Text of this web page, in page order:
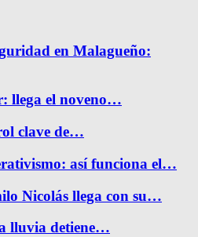
en Malagueño:
llega el noveno…
clave de…
así funciona el…
Nicolás llega con su…
lluvia detiene…